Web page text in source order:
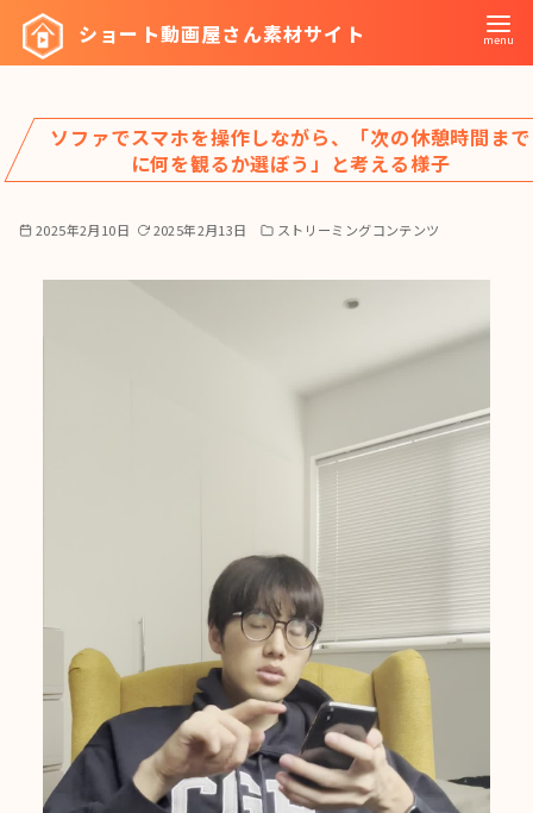
ツ
へ
ショート動画屋さん素材サイト
ソファでスマホを操作しながら、「次の休憩時間まで
に何を観るか選ぼう」と考える様子
2025年2月10日 2025年2月13日 ストリーミングコンテンツ